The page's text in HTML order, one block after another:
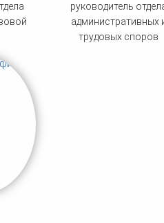
руководитель
административных
трудовых споров